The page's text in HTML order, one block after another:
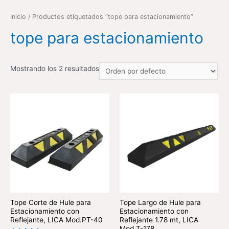
Inicio / Productos etiquetados “tope para estacionamiento”
tope para estacionamiento
Mostrando los 2 resultados
Tope Corte de Hule para
Estacionamiento con
Reflejante, LICA Mod.PT-40
Tope Largo de Hule para
Estacionamiento con
Reflejante 1.78 mt, LICA